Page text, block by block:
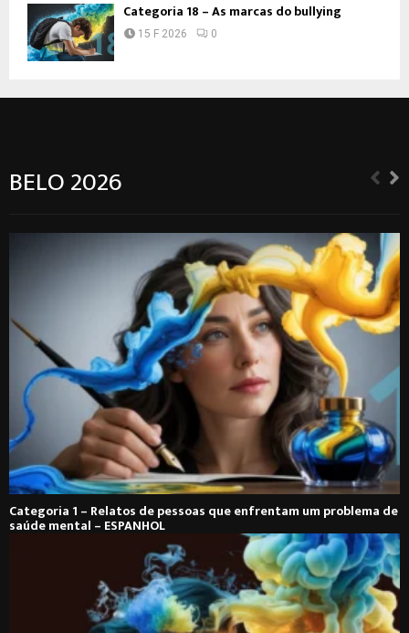
Categoria 18 – As marcas do bullying
15 F 2026 0
BELO 2026
Categoria 1 – Relatos de pessoas que enfrentam um problema de
saúde mental – ESPANHOL